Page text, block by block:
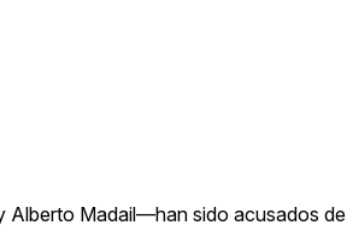
Alberto Madail—han sido acusados de